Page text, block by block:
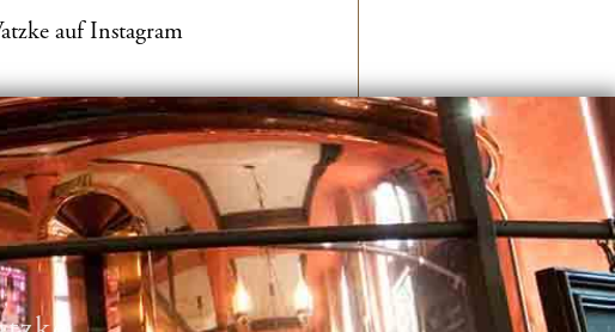
auf Instagram